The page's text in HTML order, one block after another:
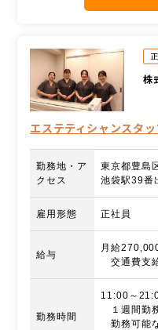
株
エステティシャンスタッ
勤務地・ア
クセス
東京都豊島
池袋駅39番
雇用形態 正社員
給与
月給
交通費支
勤務時間
11:00～
１週間勤
勤務可